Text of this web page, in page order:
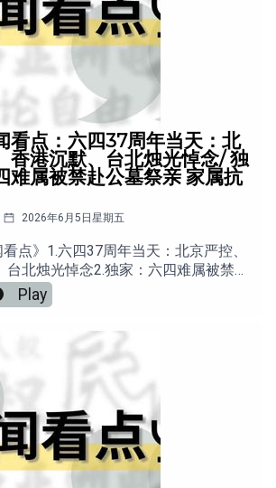
看点：六四37周年当天：北
香港沉默、台北烛光悼念/ 独
难属被禁赴公墓祭亲 家属抗
2026年6月5日星期五
看点》1.六四37周年当天：北京严控、
台北烛光悼念2.独家：六四难属被禁赴
属抗议3.六四纪念馆遭破坏 “第二届中
举行4.37年后，“八九六四”一场跨越
力5.香港媒体及民间噤声 六四记忆遭
Play